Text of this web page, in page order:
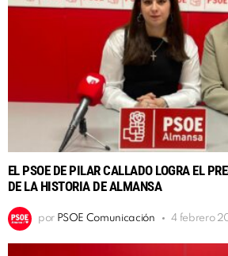
EL PSOE DE PILAR CALLADO LOGRA EL
DE LA HISTORIA DE ALMANSA
por PSOE Comunicación 4 febrero